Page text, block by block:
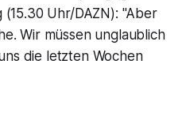
Uhr/DAZN): "Aber
Wir müssen unglaublich
die letzten Wochen